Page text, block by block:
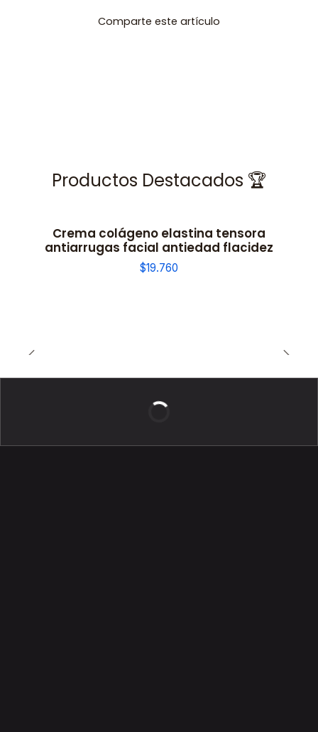
Comparte este artículo
Productos Destacados 🏆
Crema colágeno elastina tensora
antiarrugas facial antiedad flacidez
$19.760
BELLEZA DE LUJO